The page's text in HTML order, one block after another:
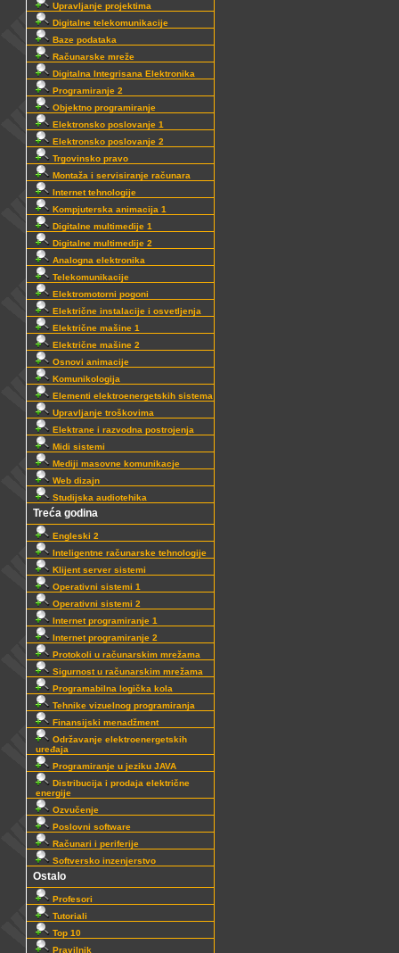
Upravljanje projektima
Digitalne telekomunikacije
Baze podataka
Računarske mreže
Digitalna Integrisana Elektronika
Programiranje 2
Objektno programiranje
Elektronsko poslovanje 1
Elektronsko poslovanje 2
Trgovinsko pravo
Montaža i servisiranje računara
Internet tehnologije
Kompjuterska animacija 1
Digitalne multimedije 1
Digitalne multimedije 2
Analogna elektronika
Telekomunikacije
Elektromotorni pogoni
Električne instalacije i osvetljenja
Električne mašine 1
Električne mašine 2
Osnovi animacije
Komunikologija
Elementi elektroenergetskih sistema
Upravljanje troškovima
Elektrane i razvodna postrojenja
Midi sistemi
Mediji masovne komunikacje
Web dizajn
Studijska audiotehika
Treća godina
Engleski 2
Inteligentne računarske tehnologije
Klijent server sistemi
Operativni sistemi 1
Operativni sistemi 2
Internet programiranje 1
Internet programiranje 2
Protokoli u računarskim mrežama
Sigurnost u računarskim mrežama
Programabilna logička kola
Tehnike vizuelnog programiranja
Finansijski menadžment
Održavanje elektroenergetskih
uređaja
Programiranje u jeziku JAVA
Distribucija i prodaja električne
energije
Ozvučenje
Poslovni software
Računari i periferije
Softversko inzenjerstvo
Ostalo
Profesori
Tutoriali
Top 10
Pravilnik